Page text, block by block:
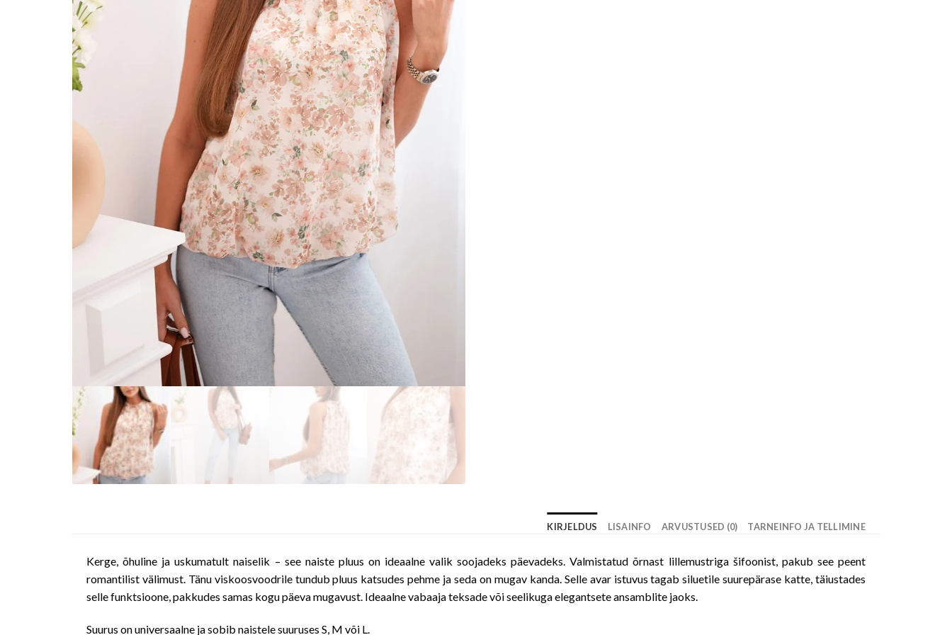
KIRJELDUS LISAINFO ARVUSTUSED (0) TARNEINFO JA TELLIMINE
Kerge, õhuline ja uskumatult naiselik – see naiste pluus on ideaalne valik soojadeks päevadeks. Valmistatud õrnast lillemustriga šifoonist, pakub see peent
romantilist välimust. Tänu viskoosvoodrile tundub pluus katsudes pehme ja seda on mugav kanda. Selle avar istuvus tagab siluetile suurepärase katte, täiustades
selle funktsioone, pakkudes samas kogu päeva mugavust. Ideaalne vabaaja teksade või seelikuga elegantsete ansamblite jaoks.
Suurus on universaalne ja sobib naistele suuruses S, M või L.